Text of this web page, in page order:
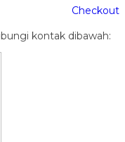
Checkout
kontak dibawah: